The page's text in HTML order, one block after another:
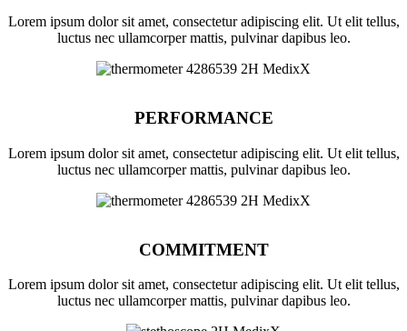
Lorem ipsum dolor sit amet, consectetur adipiscing elit. Ut elit tellus,
luctus nec ullamcorper mattis, pulvinar dapibus leo.
PERFORMANCE
Lorem ipsum dolor sit amet, consectetur adipiscing elit. Ut elit tellus,
luctus nec ullamcorper mattis, pulvinar dapibus leo.
COMMITMENT
Lorem ipsum dolor sit amet, consectetur adipiscing elit. Ut elit tellus,
luctus nec ullamcorper mattis, pulvinar dapibus leo.